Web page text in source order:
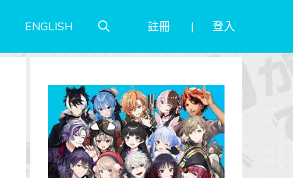
ENGLISH 註冊 登入